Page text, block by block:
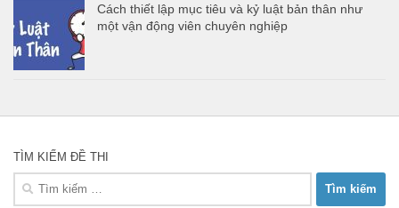
Cách thiết lập mục tiêu và kỷ luật bản thân như
một vận động viên chuyên nghiệp
TÌM KIẾM ĐỀ THI
Tìm